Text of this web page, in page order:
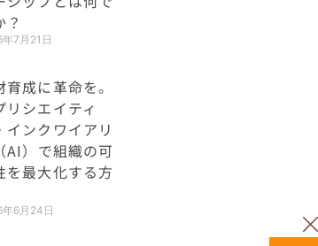
？
7月21日
育成に革命を。
リシエイティ
インクワイアリ
AI）で組織の可
を最大化する方
6月24日